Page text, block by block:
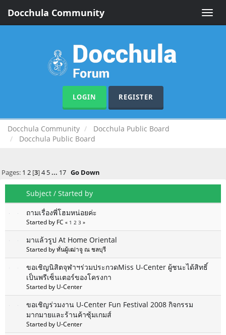
Toggle
Docchula Community
LOGIN REGISTER
Docchula Community
Docchula Public Board
Docchula Public Board
Pages: 1 2[3]4 5 ... 17 Go Down
Subject / Started by
ถามเรื่องพี่โฮมหน่อยค่ะ
Started by FC « 1 2 3 »
มาแล้วรูป At Home Oriental
Started by ทั่นผู้เฒ่าจู ณ ชลบุรี
ขอเชิญนิสิตจุฬาฯร่วมประกวดMiss U-Center ผู้ชนะได้สิทธิ์
เป็นพรีเซ็นเตอร์ของโครงกา
Started by U-Center
ขอเชิญร่วมงาน U-Center Fun Festival 2008 กิจกรรม
มากมายและร้านค้าซุ้มเกมส์
Started by U-Center